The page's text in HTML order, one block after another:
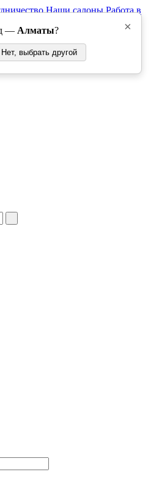
×
— Алматы?
Нет, выбрать другой
Наши салоны Работа в